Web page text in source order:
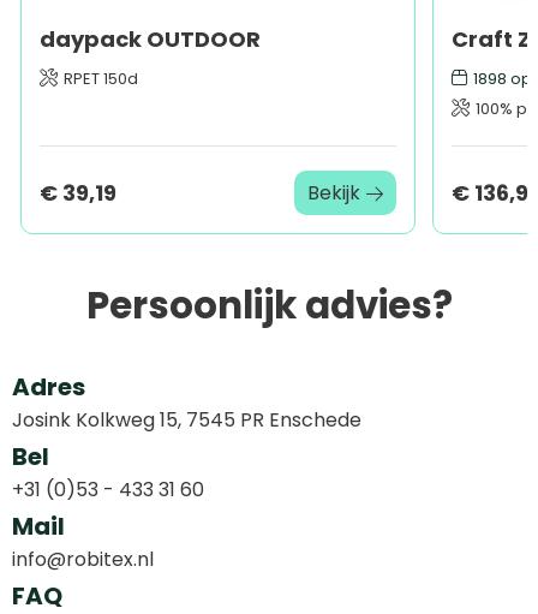
daypack OUTDOOR
RPET 150d
€ 39,19 Bekijk
Craft
1898 op
100%
€
Persoonlijk advies?
Adres
Josink Kolkweg 15, 7545 PR Enschede
Bel
+31 (0)53 - 433 31 60
Mail
info@robitex.nl
FAQ